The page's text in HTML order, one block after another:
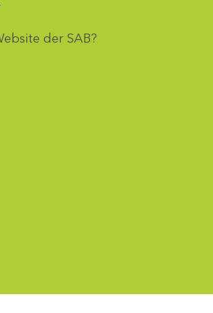
der SAB?